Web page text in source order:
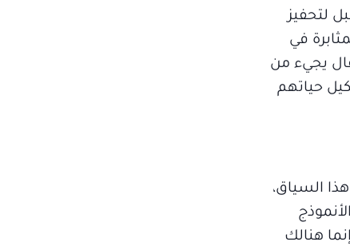
لتحفيز
في
يجيء من
حياتهم
السياق،
هنالك